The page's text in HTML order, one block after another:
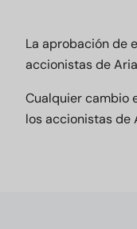
La aprobación de
accionistas de
Cualquier cambio
los accionistas de